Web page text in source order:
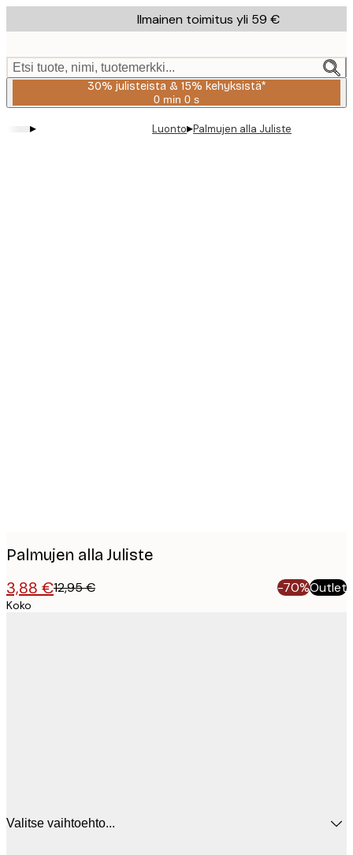
to
content.
Ilmainen toimitus yli 59 €
Etsi tuote, nimi, tuotemerkki...
30% julisteista & 15% kehyksistä*
0 min 0 s
Voimassa
2026-
▸ Luonto▸Palmujen alla Juliste
Palmujen alla Juliste
3,88 €12,95 € -70%Outlet
Koko
Valitse vaihtoehto...